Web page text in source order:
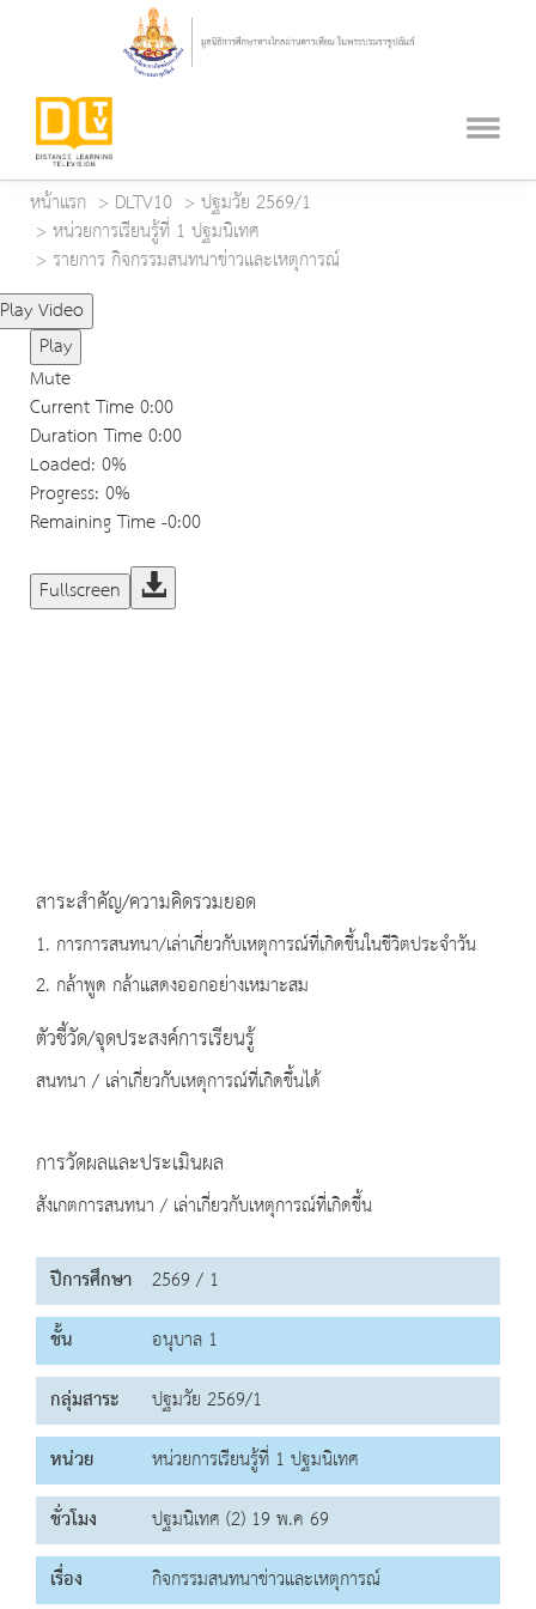
หน้าแรก DLTV10
ปฐมวัย 2569/1
หน่วยการเรียนรู้ที่ 1 ปฐมนิเทศ
รายการ กิจกรรมสนทนาข่าวและเหตุการณ์
Play Video
Play
Mute
Current Time0:00
Duration Time0:00
Loaded: 0%
Progress: 0%
Remaining Time-0:00
Fullscreen
สาระสำคัญ/ความคิดรวมยอด
1. การการสนทนา/เล่าเกี่ยวกับเหตุการณ์ที่เกิดขึ้นในชีวิตประจำวัน
2. กล้าพูด กล้าแสดงออกอย่างเหมาะสม
ตัวชี้วัด/จุดประสงค์การเรียนรู้
สนทนา / เล่าเกี่ยวกับเหตุการณ์ที่เกิดขึ้นได้
การวัดผลและประเมินผล
สังเกตการสนทนา / เล่าเกี่ยวกับเหตุการณ์ที่เกิดขึ้น
ปีการศึกษา 2569 / 1
ชั้น
อนุบาล 1
กลุ่มสาระ
ปฐมวัย 2569/1
หน่วย
หน่วยการเรียนรู้ที่ 1 ปฐมนิเทศ
ชั่วโมง
ปฐมนิเทศ (2) 19 พ.ค 69
เรื่อง
กิจกรรมสนทนาข่าวและเหตุการณ์